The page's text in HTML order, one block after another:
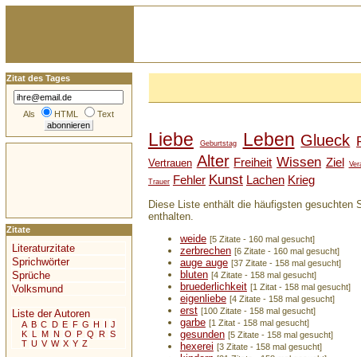
Liebe Geburtstag Leben Glueck
Vertrauen Alter Freiheit Wissen Ziel
Trauer Fehler Kunst Lachen Krieg
Diese Liste enthält die häufigsten
enthalten.
weide [5 Zitate - 160 mal gesucht]
zerbrechen [6 Zitate - 160 mal gesucht]
auge auge [37 Zitate - 158 mal gesucht]
bluten [4 Zitate - 158 mal gesucht]
bruederlichkeit [1 Zitat - 158 mal gesucht]
eigenliebe [4 Zitate - 158 mal gesucht]
erst [100 Zitate - 158 mal gesucht]
garbe [1 Zitat - 158 mal gesucht]
gesunden [5 Zitate - 158 mal gesucht]
hexerei [3 Zitate - 158 mal gesucht]
Zitat des Tages
Als HTML Text
Zitate
Literaturzitate
Sprichwörter
Sprüche
Volksmund
Liste der Autoren
A B C D E F G H I J
K L M N O P Q R S
T U V W X Y Z